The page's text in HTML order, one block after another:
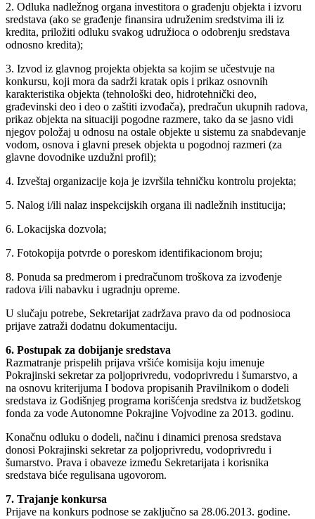
2. Odluka nadležnog organa investitora o građenju objekta i izvoru
sredstava (ako se građenje finansira udruženim sredstvima ili iz
kredita, priložiti odluku svakog udružioca o odobrenju sredstava
odnosno kredita);
3. Izvod iz glavnog projekta objekta sa kojim se učestvuje na
konkursu, koji mora da sadrži kratak opis i prikaz osnovnih
karakteristika objekta (tehnološki deo, hidrotehnički deo,
građevinski deo i deo o zaštiti izvođača), predračun ukupnih radova,
prikaz objekta na situaciji pogodne razmere, tako da se jasno vidi
njegov položaj u odnosu na ostale objekte u sistemu za snabdevanje
vodom, osnova i glavni presek objekta u pogodnoj razmeri (za
glavne dovodnike uzdužni profil);
4. Izveštaj organizacije koja je izvršila tehničku kontrolu projekta;
5. Nalog i/ili nalaz inspekcijskih organa ili nadležnih institucija;
6. Lokacijska dozvola;
7. Fotokopija potvrde o poreskom identifikacionom broju;
8. Ponuda sa predmerom i predračunom troškova za izvođenje
radova i/ili nabavku i ugradnju opreme.
U slučaju potrebe, Sekretarijat zadržava pravo da od podnosioca
prijave zatraži dodatnu dokumentaciju.
6. Postupak za dobijanje sredstava
Razmatranje prispelih prijava vršiće komisija koju imenuje
Pokrajinski sekretar za poljoprivredu, vodoprivredu i šumarstvo, a
na osnovu kriterijuma I bodova propisanih Pravilnikom o dodeli
sredstava iz Godišnjeg programa korišćenja sredstva iz budžetskog
fonda za vode Autonomne Pokrajine Vojvodine za 2013. godinu.
Konačnu odluku o dodeli, načinu i dinamici prenosa sredstava
donosi Pokrajinski sekretar za poljoprivredu, vodoprivredu i
šumarstvo. Prava i obaveze između Sekretarijata i korisnika
sredstava biće regulisana ugovorom.
7. Trajanje konkursa
Prijave na konkurs podnose se zaključno sa 28.06.2013. godine.